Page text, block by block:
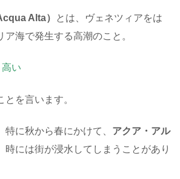
Alta）
とは、ヴェネツィアをは
ア海で発生する高潮のこと。
い
を言います。
特に秋から春にかけて、 アクア・アル
時には街が浸水してしまうことがあり